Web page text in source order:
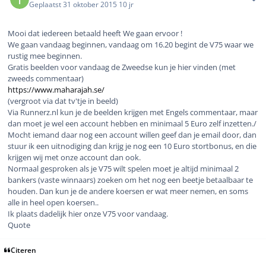
Geplaatst 31 oktober 2015 10 jr
Mooi dat iedereen betaald heeft We gaan ervoor !
We gaan vandaag beginnen, vandaag om 16.20 begint de V75 waar we
rustig mee beginnen.
Gratis beelden voor vandaag de Zweedse kun je hier vinden (met
zweeds commentaar)
https://www.maharajah.se/
(vergroot via dat tv'tje in beeld)
Via Runnerz.nl kun je de beelden krijgen met Engels commentaar, maar
dan moet je wel een account hebben en minimaal 5 Euro zelf inzetten./
Mocht iemand daar nog een account willen geef dan je email door, dan
stuur ik een uitnodiging dan krijg je nog een 10 Euro stortbonus, en die
krijgen wij met onze account dan ook.
Normaal gesproken als je V75 wilt spelen moet je altijd minimaal 2
bankers (vaste winnaars) zoeken om het nog een beetje betaalbaar te
houden. Dan kun je de andere koersen er wat meer nemen, en soms
alle in heel open koersen..
Ik plaats dadelijk hier onze V75 voor vandaag.
Quote
Citeren